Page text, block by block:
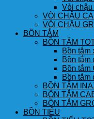
Vòi
VÒI CHẬU
VÒI CHẬU
BỒN TẮM
BỒN TẮM
Bồn tắm
Bồn tắm
Bồn tắm
Bồn tắm
BỒN TẮM
BỒN TẮM
BỒN TẮM
BỒN TIỂU